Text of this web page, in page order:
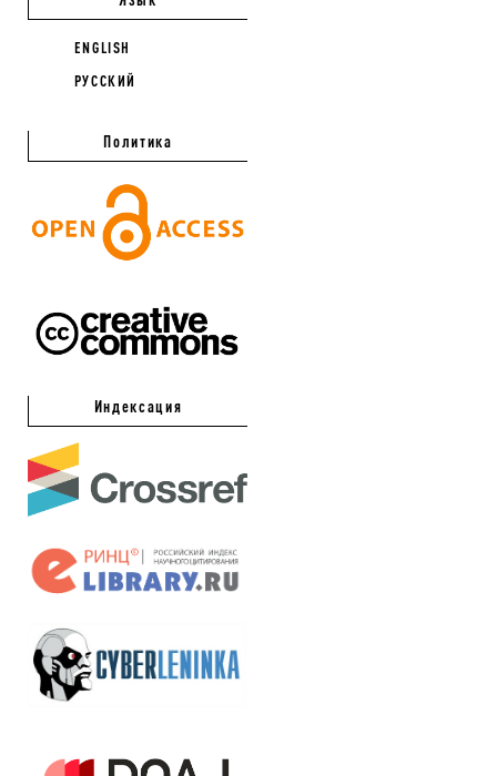
ENGLISH
РУССКИЙ
Политика
Индексация